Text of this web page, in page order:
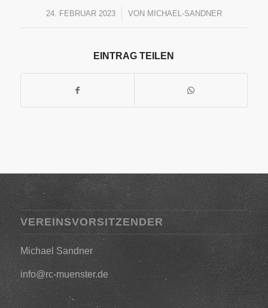
24. FEBRUAR 2023
/ VON MICHAEL-SANDNER
EINTRAG TEILEN
VEREINSVORSITZENDER
Michael Sandner
info@rc-muenster.de